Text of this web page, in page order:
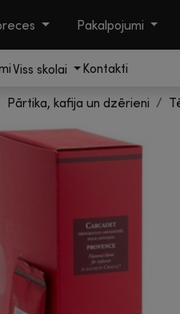
Pakalpojumi
Viss skolai Kontakti
Pārtika, kafija un dzērieni